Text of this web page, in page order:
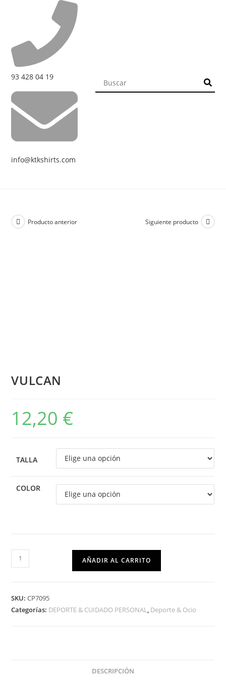
93 428 04 19
info@ktkshirts.com
Producto anterior Siguiente producto
VULCAN
12,20 €
TALLA
COLOR
AÑADIR AL CARRITO
SKU:CP7095
Categorías: DEPORTE & CUIDADO PERSONAL Deporte & Ocio
DESCRIPCIÓN